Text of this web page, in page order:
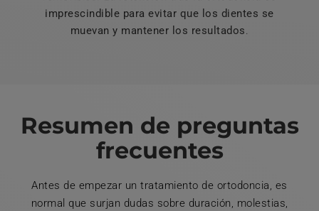
imprescindible para evitar que los dientes se
muevan y mantener los resultados.
Resumen de preguntas
frecuentes
Antes de empezar un tratamiento de ortodoncia, es
normal que surjan dudas sobre duración, molestias,